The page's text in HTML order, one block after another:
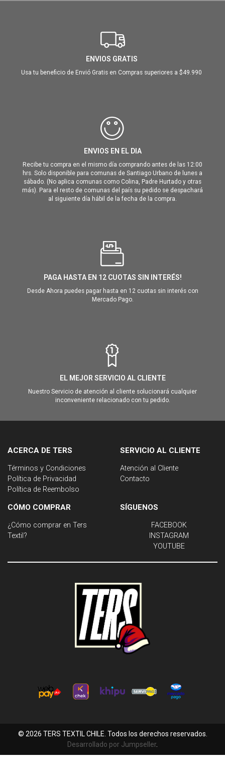
ENVIOS GRATIS
Usa tu beneficio de Envió Gratis en Compras superiores a $49.990
ENVIOS EN EL DIA
Recibe tu compra en el mismo día comprando antes de las 12:00
hrs. Solo disponible para comunas de Santiago Urbano de lunes a
sábado. (No aplica comunas como Colina, Padre Hurtado y otras
más). Para el resto de comunas del país su pedido se despachará
al siguiente día hábil de la fecha de la compra.
PAGA HASTA EN 12 CUOTAS SIN INTERÉS!
Desde Ahora puedes pagar hasta en 12 cuotas sin interés con
Mercado Pago.
EL MEJOR SERVICIO AL CLIENTE
Nuestro Servicio de atención al cliente solucionará cualquier
inconveniente relacionado con tu pedido.
ACERCA DE TERS
Términos y Condiciones
Política de Privacidad
Política de Reembolso
SERVICIO AL CLIENTE
Atención al Cliente
Contacto
CÓMO COMPRAR
¿Cómo comprar en Ters
Textil?
SÍGUENOS
FACEBOOK
INSTAGRAM
YOUTUBE
© 2026 TERS TEXTIL CHILE. Todos los derechos reservados.
Desarrollado por Jumpseller.